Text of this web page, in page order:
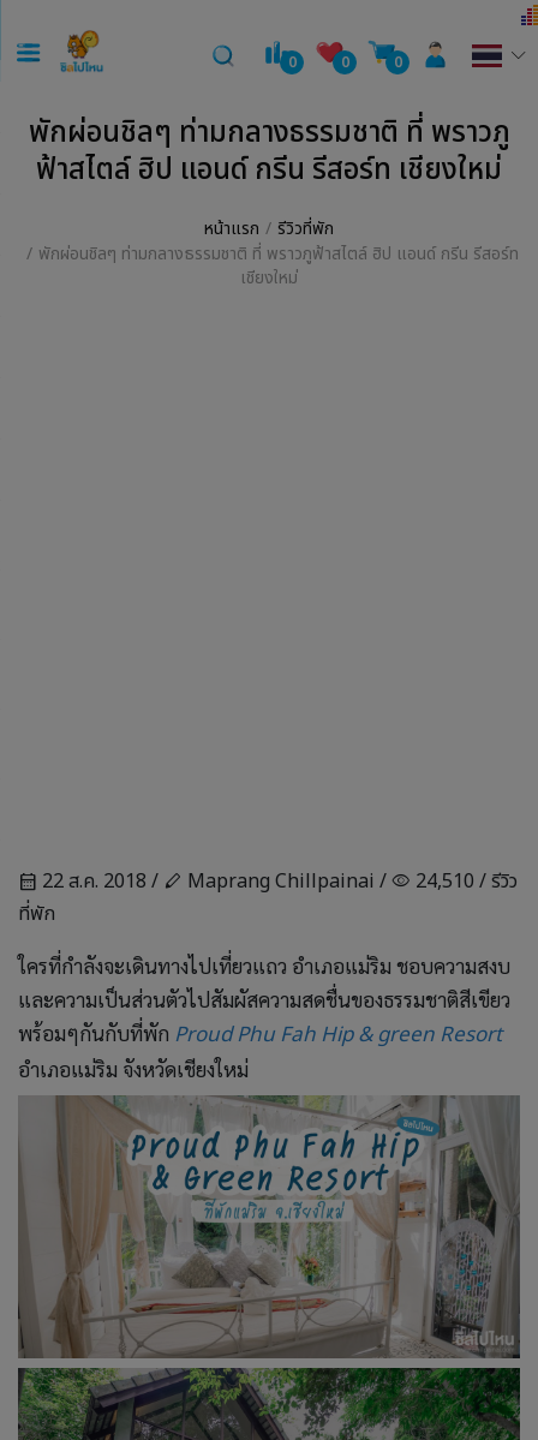
0 0 0
พักผ่อนชิลๆ ท่ามกลางธรรมชาติ ที่ พราวภู
ฟ้าสไตล์ ฮิป แอนด์ กรีน รีสอร์ท เชียงใหม่
หน้าแรก
รีวิวที่พัก
พักผ่อนชิลๆ ท่ามกลางธรรมชาติ ที่ พราวภูฟ้าสไตล์ ฮิป แอนด์ กรีน รีสอร์ท
เชียงใหม่
calendar_month 22 ส.ค. 2018 / stylus Maprang Chillpainai / visibility 24,510 /รีวิว
ที่พัก
ใครที่กำลังจะเดินทางไปเที่ยวแถว อำเภอแม่ริม ชอบความสงบ
และความเป็นส่วนตัวไปสัมผัสความสดชื่นของธรรมชาติสีเขียว
พร้อมๆกันกับที่พัก Proud Phu Fah Hip & green Resort
อำเภอแม่ริม จังหวัดเชียงใหม่